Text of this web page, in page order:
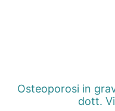
Osteoporosi in
dott.